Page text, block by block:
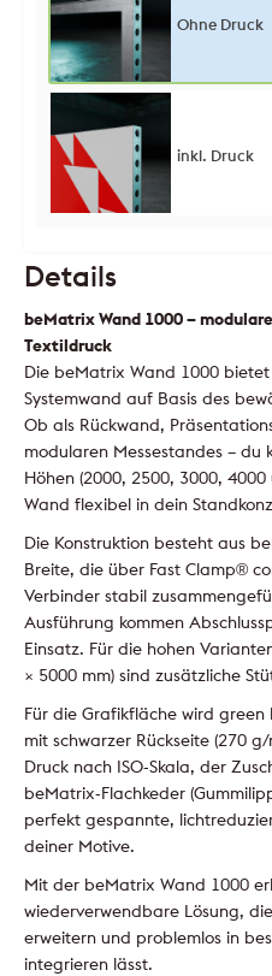
Ohne Druck
inkl. Druck
Details
beMatrix Wand 1000 –
Textildruck
Die beMatrix Wand 1000
Systemwand auf Basis des
Ob als Rückwand,
modularen Messestandes – du
Höhen (2000, 2500, 3000,
Wand flexibel in dein
Die Konstruktion besteht aus
Breite, die über Fast Clamp®
Verbinder stabil
Ausführung kommen
Einsatz. Für die hohen
× 5000 mm) sind zusätzliche
Für die Grafikfläche wird green
mit schwarzer Rückseite (270
Druck nach ISO-Skala, der
beMatrix-Flachkeder
perfekt gespannte,
deiner Motive.
Mit der beMatrix Wand 1000
wiederverwendbare Lösung,
erweitern und problemlos in
integrieren lässt.